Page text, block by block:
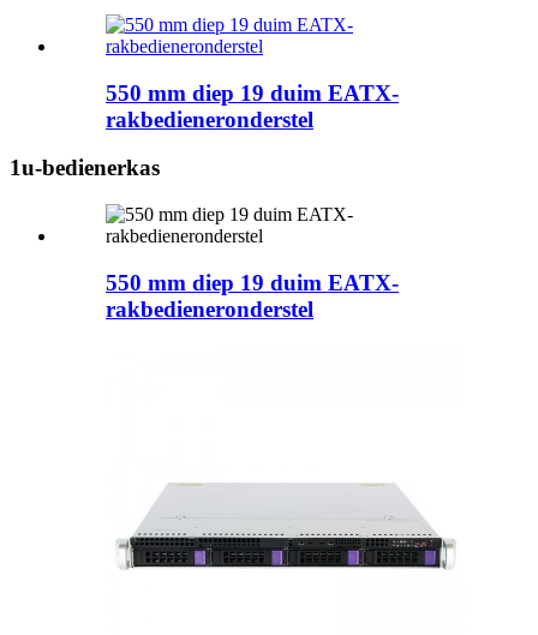
550 mm diep 19 duim EATX-
rakbedieneronderstel
1u-bedienerkas
550 mm diep 19 duim EATX-
rakbedieneronderstel